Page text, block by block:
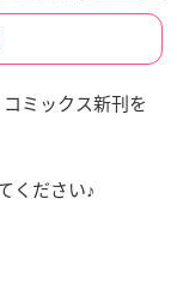
ミックス新刊を
ください♪